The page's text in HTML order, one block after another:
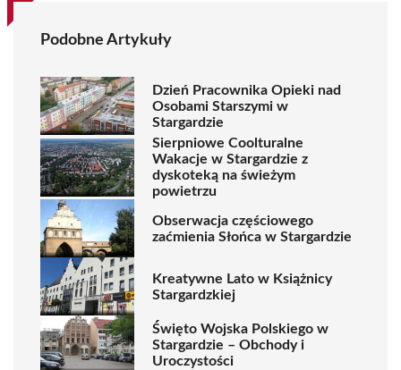
Podobne Artykuły
Dzień Pracownika Opieki nad
Osobami Starszymi w
Stargardzie
Sierpniowe Coolturalne
Wakacje w Stargardzie z
dyskoteką na świeżym
powietrzu
Obserwacja częściowego
zaćmienia Słońca w Stargardzie
Kreatywne Lato w Książnicy
Stargardzkiej
Święto Wojska Polskiego w
Stargardzie – Obchody i
Uroczystości